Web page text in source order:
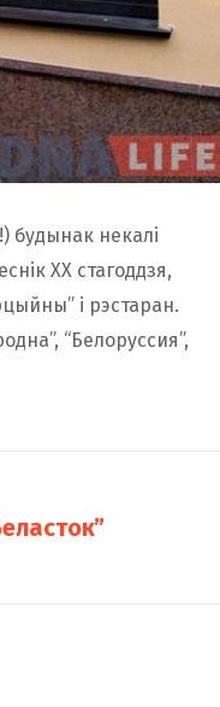
будынак некалі
ХХ стагоддзя,
і рэстаран.
“Белоруссия”,